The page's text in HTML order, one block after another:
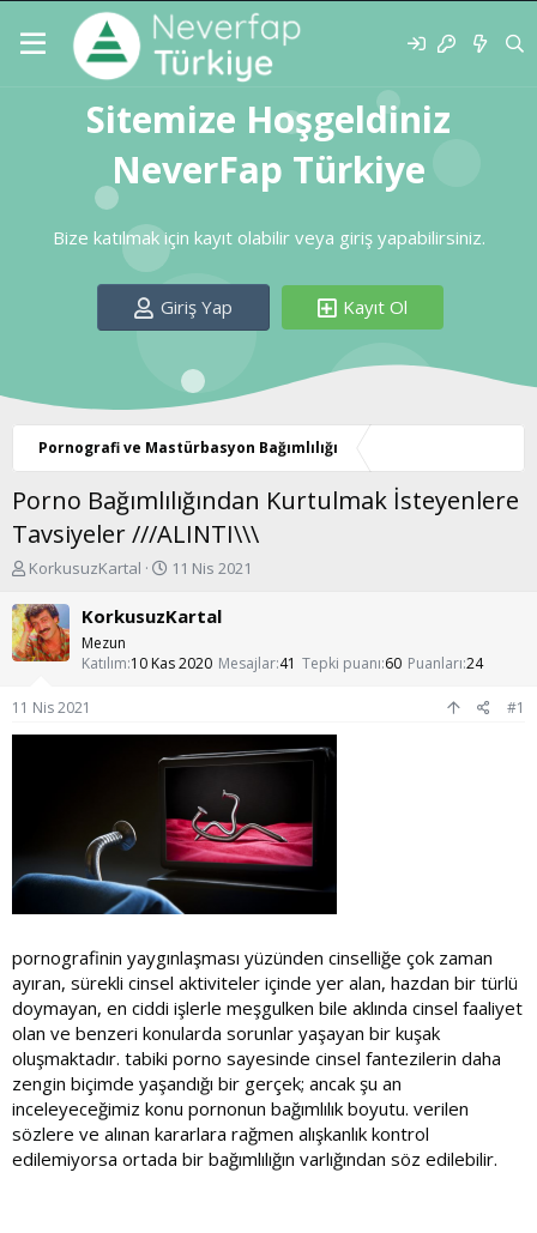
Sitemize Hoşgeldiniz
NeverFap Türkiye
Bize katılmak için kayıt olabilir veya giriş yapabilirsiniz.
Giriş Yap Kayıt Ol
Pornografi ve Mastürbasyon Bağımlılığı
Porno Bağımlılığından Kurtulmak İsteyenlere
Tavsiyeler ///ALINTI\\\
K
n
u
y
a
ş
KorkusuzKartal
B
ş
n
ç
t
i
h
i
11 Nis 2021
KorkusuzKartal
Mezun
Katılım 10 Kas 2020 Mesajlar 41 Tepki puanı 60 Puanları 24
11 Nis 2021 #1
pornografinin yaygınlaşması yüzünden cinselliğe çok zaman
ayıran, sürekli cinsel aktiviteler içinde yer alan, hazdan bir türlü
doymayan, en ciddi işlerle meşgulken bile aklında cinsel faaliyet
olan ve benzeri konularda sorunlar yaşayan bir kuşak
oluşmaktadır. tabiki porno sayesinde cinsel fantezilerin daha
zengin biçimde yaşandığı bir gerçek; ancak şu an
inceleyeceğimiz konu pornonun bağımlılık boyutu. verilen
sözlere ve alınan kararlara rağmen alışkanlık kontrol
edilemiyorsa ortada bir bağımlılığın varlığından söz edilebilir.